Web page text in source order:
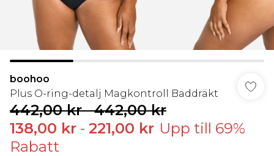
boohoo
Plus O-ring-detalj Magkontroll Baddräkt
442,00 kr-442,00 kr
138,00 kr - 221,00 kr Upp till 69%
Rabatt